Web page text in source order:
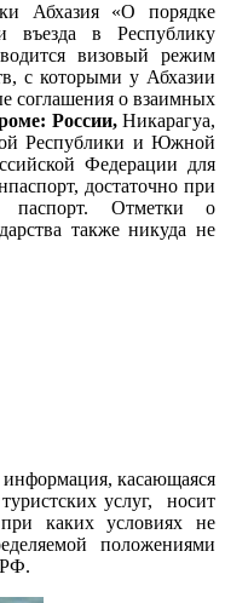
Абхазия «О порядке
въезда в Республику
визовый режим
с которыми у Абхазии
соглашения о взаимных
России,Никарагуа,
Республики и Южной
Федерации для
достаточно при
паспорт. Отметки о
также никуда не
касающаяся
услуг, носит
каких условиях не
положениями
РФ.